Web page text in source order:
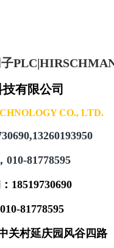
有限公司
.BEIJING
CO., LTD
010-81778595
18519730690
81778595
关村延庆园风谷四路